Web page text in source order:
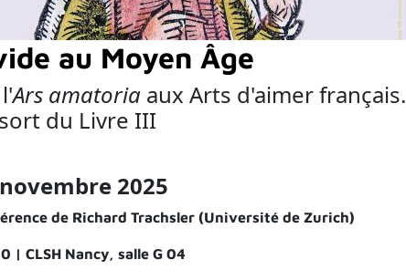
au Moyen Âge
Ars amatoria aux Arts d'aimer français.
du Livre III
2025
de Richard Trachsler (Université de Zurich)
| CLSH Nancy, salle G 04